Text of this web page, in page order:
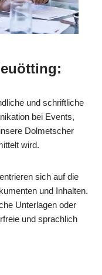
und schriftliche
bei Events,
Dolmetscher
wird.
sich auf die
und Inhalten.
Unterlagen oder
und sprachlich